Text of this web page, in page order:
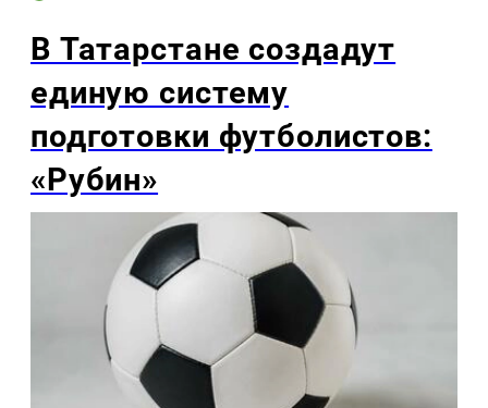
В Татарстане создадут
единую систему
подготовки футболистов:
«Рубин»